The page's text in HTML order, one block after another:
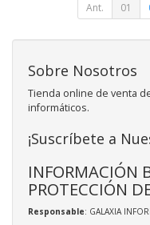
Ant. 01
Sobre Nosotros
Tienda online de venta
informáticos.
¡Suscríbete a
INFORMACIÓN
PROTECCIÓN
Responsable: GALAXIA